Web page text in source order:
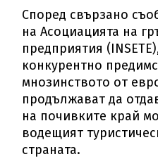
Според свързано
на Асоциацията на
предприятия
конкурентно
мнозинството от
продължават да
на почивките край
водещият
страната.